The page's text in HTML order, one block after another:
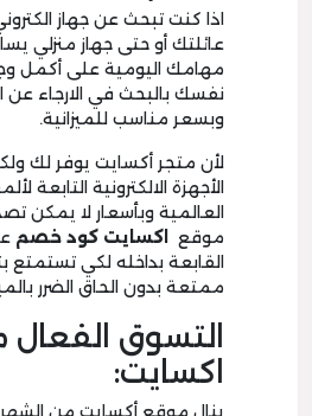
اذا كنت تبحث عن جهاز
عائلتك أو حتى جهاز منزلي
مهامك اليومية على أكمل
نفسك بالبحث في الارجاء عن
وبسعر مناسب للميزانية.
لأن متجر أكسايت يوفر لك
الأجهزة الالكترونية التابعة
العالمية وبأسعار لا يمكن
موقع
اكسايت كود خصم
القابعة بداخله لكي تستمتع
ممتعة بدون الحاق الضرر
التسوق
اكسايت:
ينال موقع أكسايت من